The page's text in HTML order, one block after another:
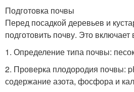
Подготовка почвы
Перед посадкой деревьев и
подготовить почву. Это включает
1. Определение типа почвы:
2. Проверка плодородия почвы:
содержание азота, фосфора и